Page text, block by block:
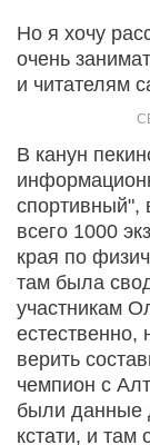
Но я хочу
очень
и читателям
В канун
спортивный",
всего 1000
края по
там была
участникам
естественно,
верить
чемпион с
были данные
кстати, и